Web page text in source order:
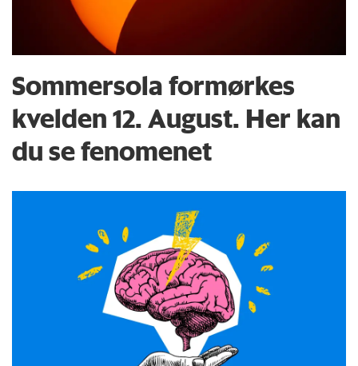
Sommersola formørkes
kvelden 12. August. Her kan
du se fenomenet